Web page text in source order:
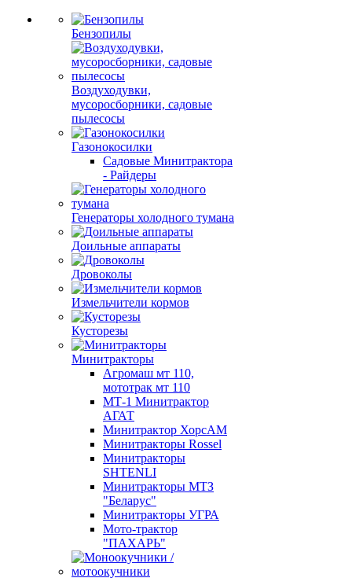
Бензопилы
Воздуходувки,
мусоросборники, cадовые
пылесосы
Газонокосилки
Садовые Минитрактора
- Райдеры
Генераторы холодного тумана
Доильные аппараты
Дровоколы
Измельчители кормов
Кусторезы
Минитракторы
Агромаш мт 110,
мототрак мт 110
МТ-1 Минитрактор
АГАТ
Минитрактор ХорсАМ
Минитракторы Rossel
Минитракторы
SHTENLI
Минитракторы МТЗ
"Беларус"
Минитракторы УГРА
Мото-трактор
"ПАХАРЬ"